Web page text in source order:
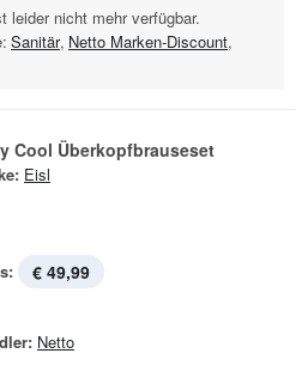
leider nicht mehr verfügbar.
Sanitär, Netto Marken-Discount,
Cool Überkopfbrauseset
Eisl
€ 49,99
Netto